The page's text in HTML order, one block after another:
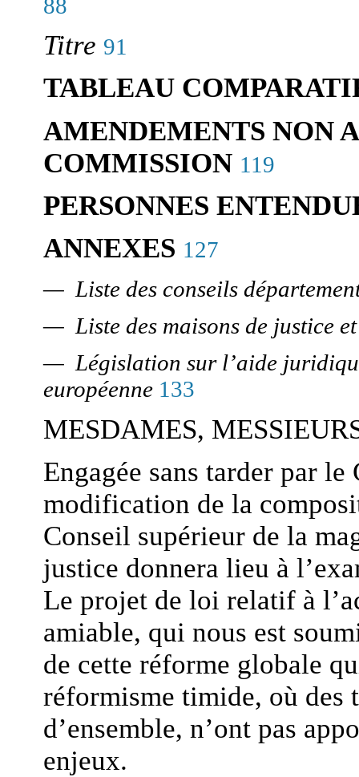
88
Titre 91
TABLEAU
AMENDEMENTS NON
COMMISSION 119
PERSONNES
ANNEXES 127
— Liste des conseils
— Liste des maisons de justice
— Législation sur l’aide
européenne 133
MESDAMES,
Engagée sans tarder par
modification de la
Conseil supérieur de la
justice donnera lieu à
Le projet de loi relatif à
amiable, qui nous est
de cette réforme globale
réformisme timide, où des
d’ensemble, n’ont pas
enjeux.